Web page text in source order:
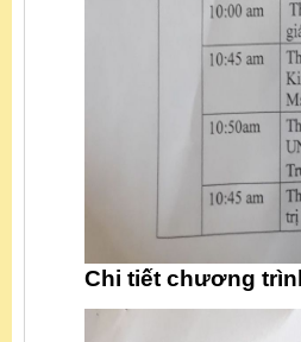
Chi tiết chương